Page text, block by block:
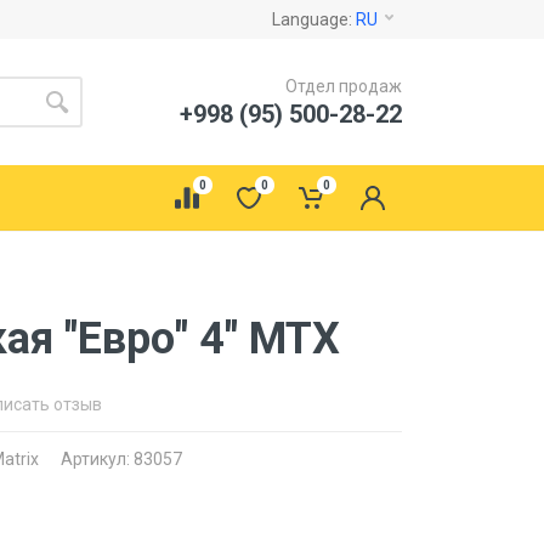
Language: RU
Отдел продаж
+998 (95) 500-28-22
0 0 0
"Евро" 4" MTX
отзыв
Артикул: 83057